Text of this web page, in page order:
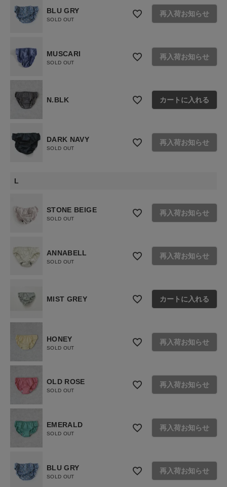
BLU GRY
SOLD OUT
再入荷お知らせ
MUSCARI
SOLD OUT
再入荷お知らせ
N.BLK カートに入れる
DARK NAVY
SOLD OUT
再入荷お知らせ
L
STONE BEIGE
SOLD OUT
再入荷お知らせ
ANNABELL
SOLD OUT
再入荷お知らせ
MIST GREY カートに入れる
HONEY
SOLD OUT
再入荷お知らせ
OLD ROSE
SOLD OUT
再入荷お知らせ
EMERALD
SOLD OUT
再入荷お知らせ
BLU GRY
SOLD OUT
再入荷お知らせ